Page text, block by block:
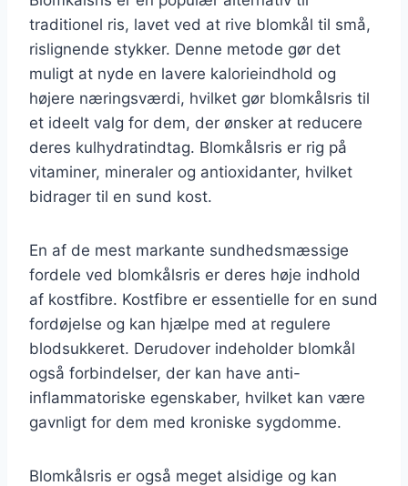
traditionel ris, lavet ved at rive blomkål til små,
rislignende stykker. Denne metode gør det
muligt at nyde en lavere kalorieindhold og
højere næringsværdi, hvilket gør blomkålsris til
et ideelt valg for dem, der ønsker at reducere
deres kulhydratindtag. Blomkålsris er rig på
vitaminer, mineraler og antioxidanter, hvilket
bidrager til en sund kost.
En af de mest markante sundhedsmæssige
fordele ved blomkålsris er deres høje indhold
af kostfibre. Kostfibre er essentielle for en sund
fordøjelse og kan hjælpe med at regulere
blodsukkeret. Derudover indeholder blomkål
også forbindelser, der kan have anti-
inflammatoriske egenskaber, hvilket kan være
gavnligt for dem med kroniske sygdomme.
Blomkålsris er også meget alsidige og kan